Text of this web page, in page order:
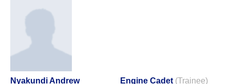
Nyakundi Andrew
Engine Cadet (Trainee)